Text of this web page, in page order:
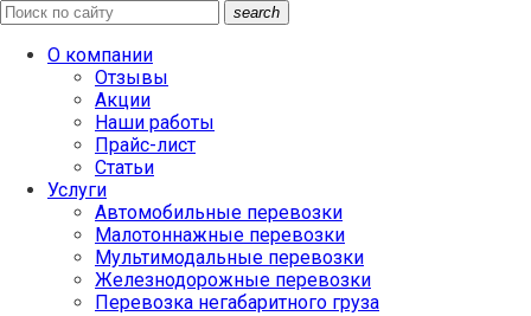
search
О компании
Отзывы
Акции
Наши работы
Прайс-лист
Статьи
Услуги
Автомобильные перевозки
Малотоннажные перевозки
Мультимодальные перевозки
Железнодорожные перевозки
Перевозка негабаритного груза